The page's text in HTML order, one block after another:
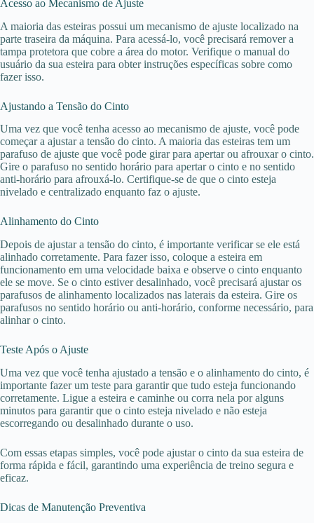
Acesso ao Mecanismo de Ajuste
A maioria das esteiras possui um mecanismo de ajuste localizado na
parte traseira da máquina. Para acessá-lo, você precisará remover a
tampa protetora que cobre a área do motor. Verifique o manual do
usuário da sua esteira para obter instruções específicas sobre como
fazer isso.
Ajustando a Tensão do Cinto
Uma vez que você tenha acesso ao mecanismo de ajuste, você pode
começar a ajustar a tensão do cinto. A maioria das esteiras tem um
parafuso de ajuste que você pode girar para apertar ou afrouxar o cinto.
Gire o parafuso no sentido horário para apertar o cinto e no sentido
anti-horário para afrouxá-lo. Certifique-se de que o cinto esteja
nivelado e centralizado enquanto faz o ajuste.
Alinhamento do Cinto
Depois de ajustar a tensão do cinto, é importante verificar se ele está
alinhado corretamente. Para fazer isso, coloque a esteira em
funcionamento em uma velocidade baixa e observe o cinto enquanto
ele se move. Se o cinto estiver desalinhado, você precisará ajustar os
parafusos de alinhamento localizados nas laterais da esteira. Gire os
parafusos no sentido horário ou anti-horário, conforme necessário, para
alinhar o cinto.
Teste Após o Ajuste
Uma vez que você tenha ajustado a tensão e o alinhamento do cinto, é
importante fazer um teste para garantir que tudo esteja funcionando
corretamente. Ligue a esteira e caminhe ou corra nela por alguns
minutos para garantir que o cinto esteja nivelado e não esteja
escorregando ou desalinhado durante o uso.
Com essas etapas simples, você pode ajustar o cinto da sua esteira de
forma rápida e fácil, garantindo uma experiência de treino segura e
eficaz.
Dicas de Manutenção Preventiva